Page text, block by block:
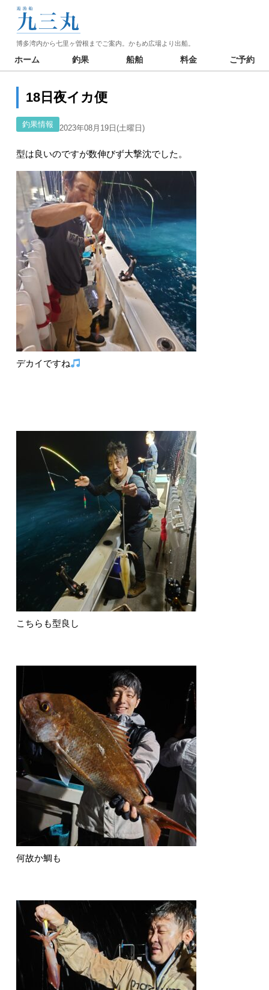
博多湾内から七里ヶ曽根までご案内。かもめ広場より出船。
ホーム 釣果 船舶 料金 ご予約
18日夜イカ便
釣果情報 2023年08月19日(土曜日)
型は良いのですが数伸びず大撃沈でした。
デカイですね
こちらも型良し
何故か鯛も